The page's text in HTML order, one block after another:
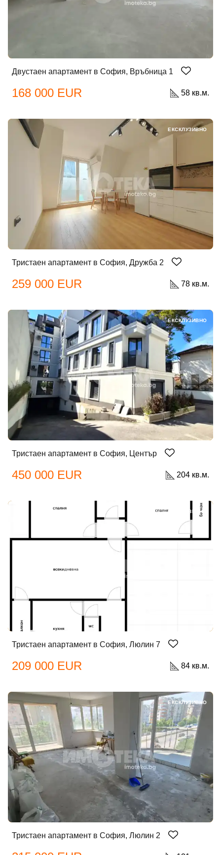
Двустаен апартамент в София, Връбница 1
168 000 EUR 58 кв.м.
Тристаен апартамент в София, Дружба 2
259 000 EUR 78 кв.м.
ЕКСКЛУЗИВНО
Тристаен апартамент в София, Център
450 000 EUR 204 кв.м.
ЕКСКЛУЗИВНО
Тристаен апартамент в София, Люлин 7
209 000 EUR 84 кв.м.
ЕКСКЛУЗИВНО
Тристаен апартамент в София, Люлин 2
ЕКСКЛУЗИВНО